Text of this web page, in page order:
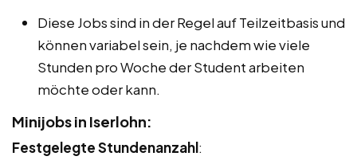
Diese Jobs sind in der Regel auf Teilzeitbasis und
können variabel sein, je nachdem wie viele
Stunden pro Woche der Student arbeiten
möchte oder kann.
Minijobs in Iserlohn:
Festgelegte Stundenanzahl: